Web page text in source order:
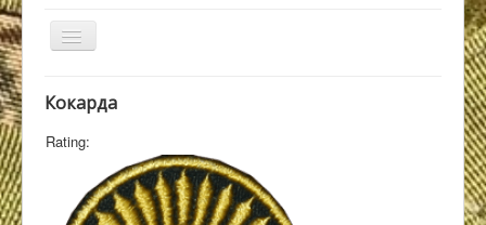
Перемикач
навігації
Атрибутика
Кокарда
Rating: